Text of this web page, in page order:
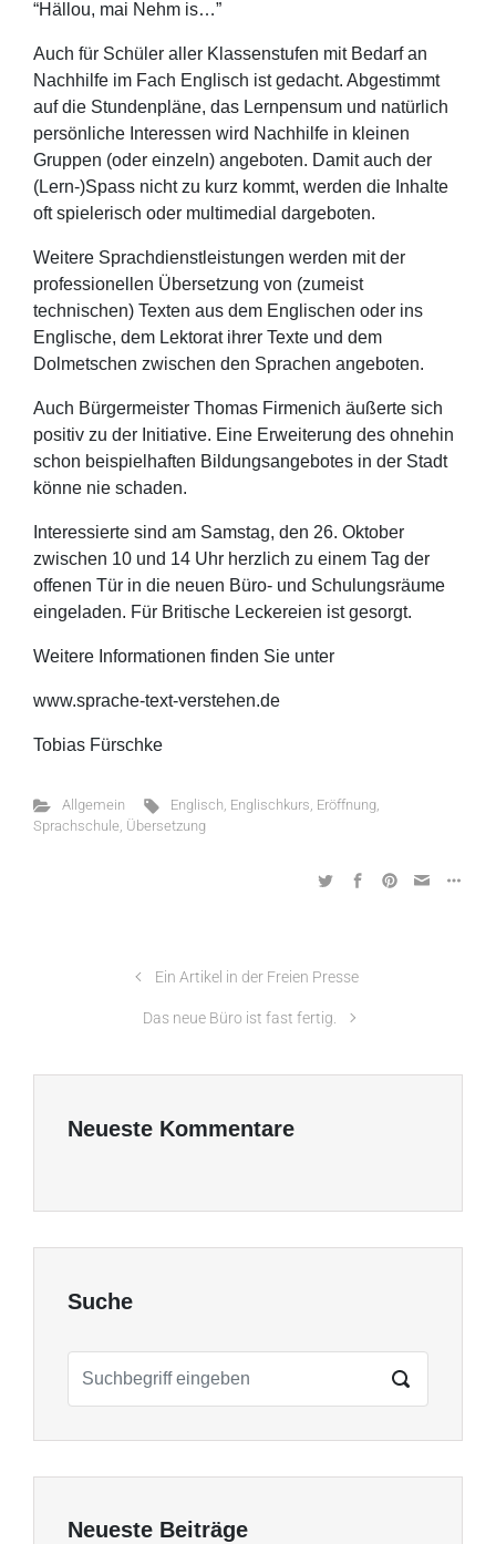
“Hällou, mai Nehm is…”
Auch für Schüler aller Klassenstufen mit Bedarf an
Nachhilfe im Fach Englisch ist gedacht. Abgestimmt
auf die Stundenpläne, das Lernpensum und natürlich
persönliche Interessen wird Nachhilfe in kleinen
Gruppen (oder einzeln) angeboten. Damit auch der
(Lern-)Spass nicht zu kurz kommt, werden die Inhalte
oft spielerisch oder multimedial dargeboten.
Weitere Sprachdienstleistungen werden mit der
professionellen Übersetzung von (zumeist
technischen) Texten aus dem Englischen oder ins
Englische, dem Lektorat ihrer Texte und dem
Dolmetschen zwischen den Sprachen angeboten.
Auch Bürgermeister Thomas Firmenich äußerte sich
positiv zu der Initiative. Eine Erweiterung des ohnehin
schon beispielhaften Bildungsangebotes in der Stadt
könne nie schaden.
Interessierte sind am Samstag, den 26. Oktober
zwischen 10 und 14 Uhr herzlich zu einem Tag der
offenen Tür in die neuen Büro- und Schulungsräume
eingeladen. Für Britische Leckereien ist gesorgt.
Weitere Informationen finden Sie unter
www.sprache-text-verstehen.de
Tobias Fürschke
Allgemein Englisch, Englischkurs, Eröffnung,
Sprachschule, Übersetzung
Ein Artikel in der Freien Presse
Das neue Büro ist fast fertig.
Neueste Kommentare
Suche
Neueste Beiträge